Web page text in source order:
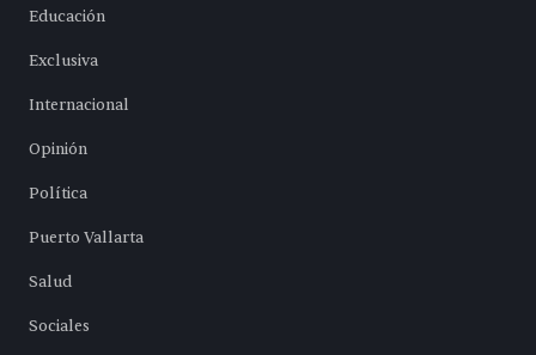
Educación
Exclusiva
Internacional
Opinión
Política
Puerto Vallarta
Salud
Sociales